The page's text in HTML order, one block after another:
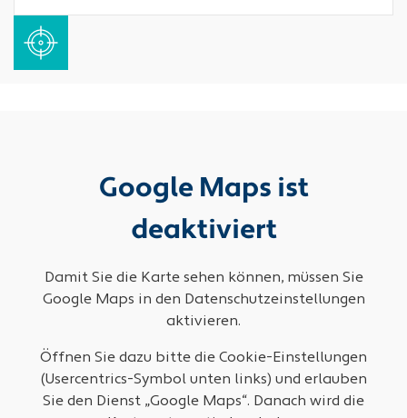
Google Maps ist
deaktiviert
Damit Sie die Karte sehen können, müssen Sie
Google Maps in den Datenschutzeinstellungen
aktivieren.
Öffnen Sie dazu bitte die Cookie-Einstellungen
(Usercentrics-Symbol unten links) und erlauben
Sie den Dienst „Google Maps“. Danach wird die